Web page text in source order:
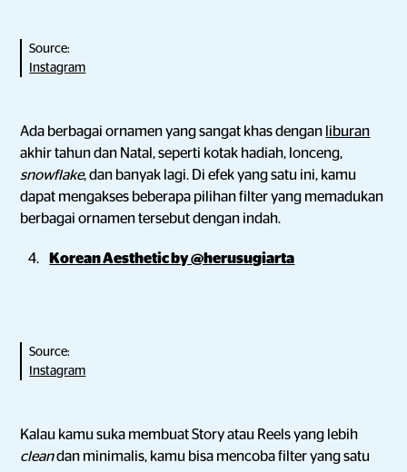
Source:
Instagram
Ada berbagai ornamen yang sangat khas dengan liburan
akhir tahun dan Natal, seperti kotak hadiah, lonceng,
snowflake, dan banyak lagi. Di efek yang satu ini, kamu
dapat mengakses beberapa pilihan filter yang memadukan
berbagai ornamen tersebut dengan indah.
Korean Aesthetic by @herusugiarta
Source:
Instagram
Kalau kamu suka membuat Story atau Reels yang lebih
cleandan minimalis, kamu bisa mencoba filter yang satu